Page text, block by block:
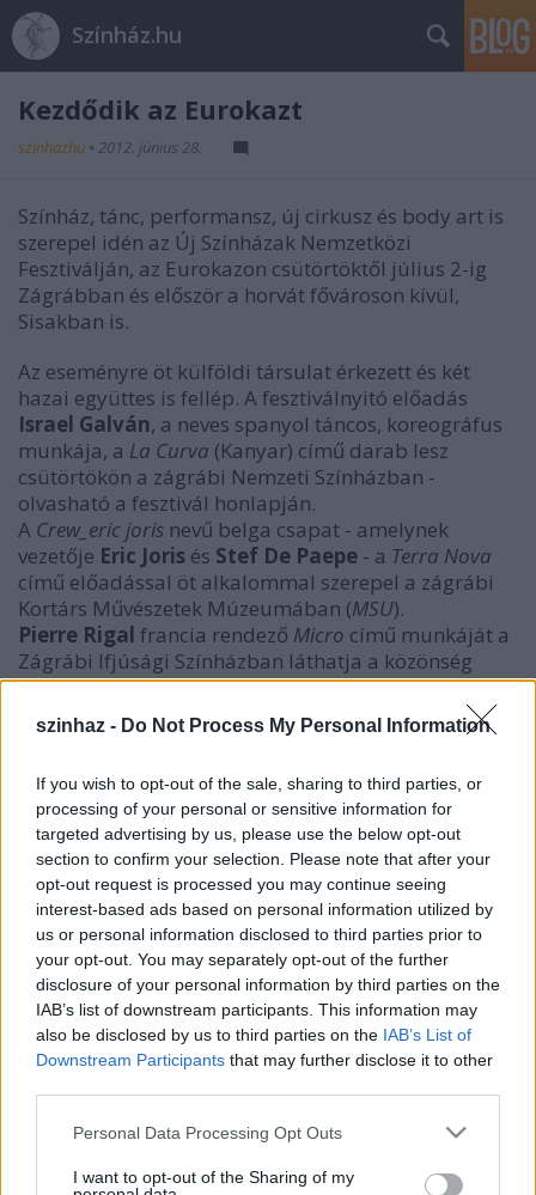
szinhaz - Do Not Process My Personal Information
If you wish to opt-out of the sale, sharing to third parties, or
processing of your personal or sensitive information for
targeted advertising by us, please use the below opt-out
section to confirm your selection. Please note that after your
opt-out request is processed you may continue seeing
interest-based ads based on personal information utilized by
us or personal information disclosed to third parties prior to
your opt-out. You may separately opt-out of the further
disclosure of your personal information by third parties on the
IAB’s list of downstream participants. This information may
also be disclosed by us to third parties on the IAB’s List of
Downstream Participants that may further disclose it to other
Please note that this website/app uses one or more Google
not limited to your visit or usage behaviour. You may click to
Personal Data Processing Opt Outs
I want to opt-out of the Sharing of my
Színház.hu
Kezdődik az Eurokazt
szinhazhu • 2012. június 28.
Színház, tánc, performansz, új cirkusz és body art is
szerepel idén az Új Színházak Nemzetközi
Fesztiválján, az Eurokazon csütörtöktől július 2-ig
Zágrábban és először a horvát fővároson kívül,
Sisakban is.
Az eseményre öt külföldi társulat érkezett és két
hazai együttes is fellép. A fesztiválnyitó előadás
Israel Galván, a neves spanyol táncos, koreográfus
munkája, a La Curva (Kanyar) című darab lesz
csütörtökön a zágrábi Nemzeti Színházban -
olvasható a fesztivál honlapján.
A Crew_eric joris nevű belga csapat - amelynek
vezetője Eric Joris és Stef De Paepe - a Terra Nova
című előadással öt alkalommal szerepel a zágrábi
Kortárs Művészetek Múzeumában (MSU).
Pierre Rigal francia rendező Micro című munkáját a
Zágrábi Ifjúsági Színházban láthatja a közönség
péntek este. Három alkalommal lép felClaudia
Bossenémet-osztrák művészekből álló
theatercombinatja "Uralkodó erők. Mi a teendő?"
prilepi Vojdan Cernodrinski Nemzeti Színház
együtteseAntica címmel zenés drámát mutat be két
alkalommalBranko Brezovichorvát rendező
irányításával a zágrábi Gavella Színházban.